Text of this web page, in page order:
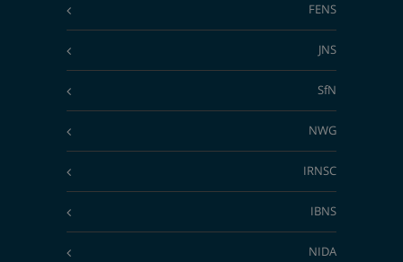
FENS
JNS
SfN
NWG
IRNSC
IBNS
NIDA